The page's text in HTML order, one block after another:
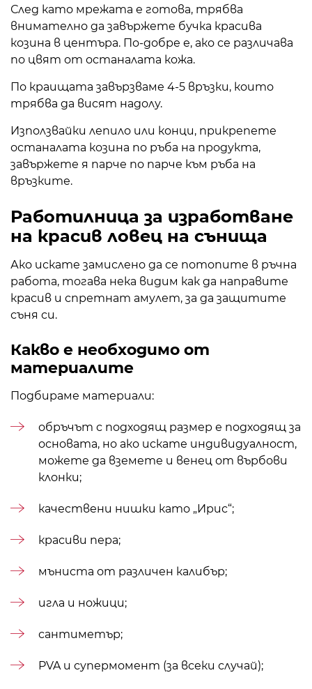
След като мрежата е готова, трябва
внимателно да завържете бучка красива
козина в центъра. По-добре е, ако се различава
по цвят от останалата кожа.
По краищата завързваме 4-5 връзки, които
трябва да висят надолу.
Използвайки лепило или конци, прикрепете
останалата козина по ръба на продукта,
завържете я парче по парче към ръба на
връзките.
Работилница за изработване
на красив ловец на сънища
Ако искате замислено да се потопите в ръчна
работа, тогава нека видим как да направите
красив и спретнат амулет, за да защитите
съня си.
Какво е необходимо от
материалите
Подбираме материали:
обръчът с подходящ размер е подходящ за
основата, но ако искате индивидуалност,
можете да вземете и венец от върбови
клонки;
качествени нишки като „Ирис“;
красиви пера;
мъниста от различен калибър;
игла и ножици;
сантиметър;
PVA и супермомент (за всеки случай);